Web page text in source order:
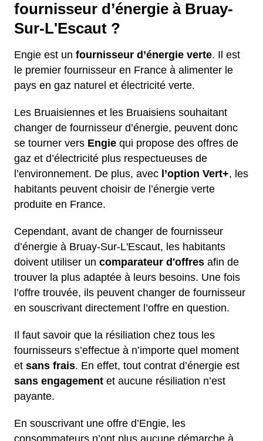
fournisseur d’énergie à Bruay-
Sur-L'Escaut ?
Engie est un fournisseur d’énergie verte. Il est
le premier fournisseur en France à alimenter le
pays en gaz naturel et électricité verte.
Les Bruaisiennes et les Bruaisiens souhaitant
changer de fournisseur d’énergie, peuvent donc
se tourner vers Engie qui propose des offres de
gaz et d’électricité plus respectueuses de
l’environnement. De plus, avec l’option Vert+, les
habitants peuvent choisir de l’énergie verte
produite en France.
Cependant, avant de changer de fournisseur
d’énergie à Bruay-Sur-L'Escaut, les habitants
doivent utiliser un comparateur d'offres afin de
trouver la plus adaptée à leurs besoins. Une fois
l’offre trouvée, ils peuvent changer de fournisseur
en souscrivant directement l’offre en question.
Il faut savoir que la résiliation chez tous les
fournisseurs s’effectue à n’importe quel moment
et sans frais. En effet, tout contrat d’énergie est
sans engagement et aucune résiliation n’est
payante.
En souscrivant une offre d’Engie, les